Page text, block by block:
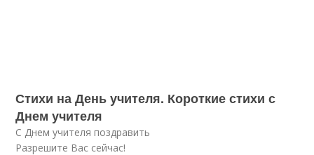
Стихи на День учителя. Короткие стихи с
Днем учителя
С Днем учителя поздравить
Разрешите Вас сейчас!